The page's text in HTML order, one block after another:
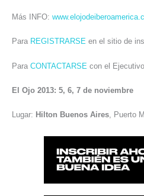
Más INFO:
Para REGISTRARSE en el sitio de
Para CONTACTARSE con el
El Ojo 2013: 5, 6, 7 de noviembre
Lugar: Hilton Buenos Aires, Puerto